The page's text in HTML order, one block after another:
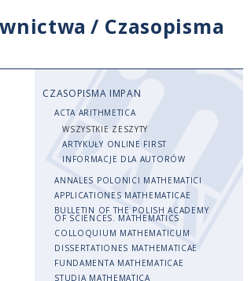
/ Czasopisma
CZASOPISMA IMPAN
ACTA ARITHMETICA
WSZYSTKIE ZESZYTY
ARTYKUŁY ONLINE FIRST
INFORMACJE DLA AUTORÓW
ANNALES POLONICI MATHEMATICI
APPLICATIONES MATHEMATICAE
BULLETIN OF THE POLISH ACADEMY
OF SCIENCES. MATHEMATICS
COLLOQUIUM MATHEMATICUM
DISSERTATIONES MATHEMATICAE
FUNDAMENTA MATHEMATICAE
STUDIA MATHEMATICA